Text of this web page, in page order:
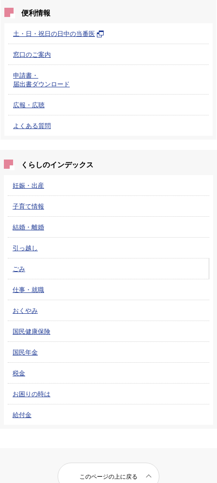
便利情報
土・日・祝日の日中の当番医
窓口のご案内
申請書・
届出書ダウンロード
広報・広聴
よくある質問
くらしのインデックス
妊娠・出産
子育て情報
結婚・離婚
引っ越し
ごみ
仕事・就職
おくやみ
国民健康保険
国民年金
税金
お困りの時は
給付金
このページの上に戻る